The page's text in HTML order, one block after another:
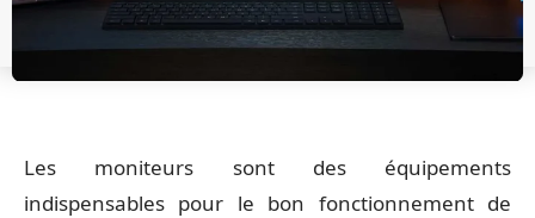
Les moniteurs sont des équipements
indispensables pour le bon fonctionnement de